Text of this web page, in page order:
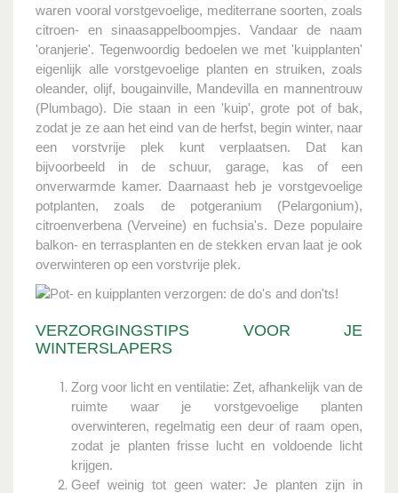
waren vooral vorstgevoelige, mediterrane soorten, zoals
citroen- en sinaasappelboompjes. Vandaar de naam
'oranjerie'. Tegenwoordig bedoelen we met 'kuipplanten'
eigenlijk alle vorstgevoelige planten en struiken, zoals
oleander, olijf, bougainville, Mandevilla en mannentrouw
(Plumbago). Die staan in een 'kuip', grote pot of bak,
zodat je ze aan het eind van de herfst, begin winter, naar
een vorstvrije plek kunt verplaatsen. Dat kan
bijvoorbeeld in de schuur, garage, kas of een
onverwarmde kamer. Daarnaast heb je vorstgevoelige
potplanten, zoals de potgeranium (Pelargonium),
citroenverbena (Verveine) en fuchsia's. Deze populaire
balkon- en terrasplanten en de stekken ervan laat je ook
overwinteren op een vorstvrije plek.
VERZORGINGSTIPS VOOR JE
WINTERSLAPERS
Zorg voor licht en ventilatie: Zet, afhankelijk van de
ruimte waar je vorstgevoelige planten
overwinteren, regelmatig een deur of raam open,
zodat je planten frisse lucht en voldoende licht
krijgen.
Geef weinig tot geen water: Je planten zijn in